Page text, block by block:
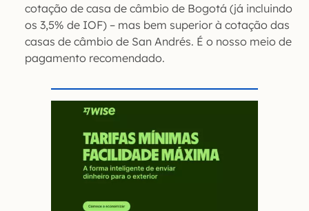
cotação de casa de câmbio de Bogotá (já incluindo
os 3,5% de IOF) – mas bem superior à cotação das
casas de câmbio de San Andrés. É o nosso meio de
pagamento recomendado.